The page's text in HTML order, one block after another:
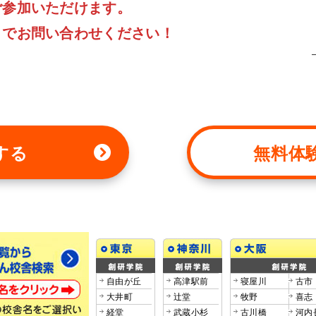
加いただけます。
お問い合わせください ！
る 無料体
自由が丘
大井町
経堂
高津駅前
辻堂
武蔵小杉
寝屋川
牧野
古川橋
古市
喜志
河内